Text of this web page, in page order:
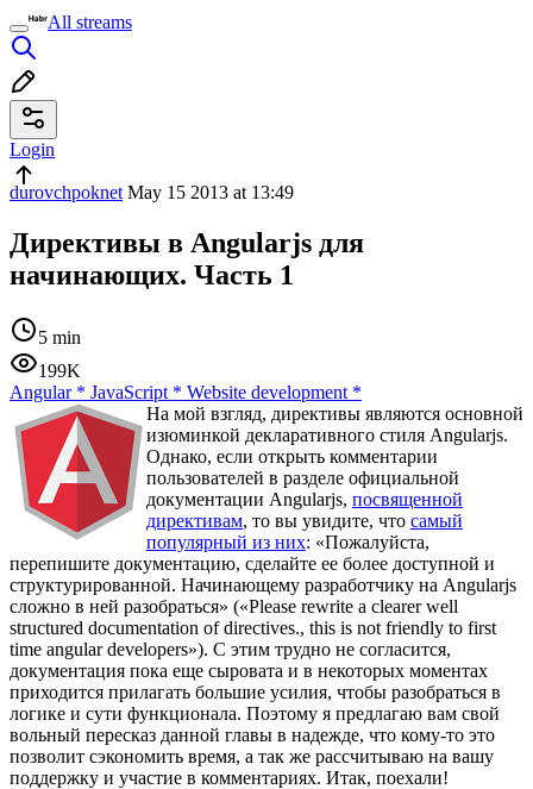
All streams
Login
durovchpoknet May 15 2013 at 13:49
Директивы в Angularjs для
начинающих. Часть 1
5 min
199K
Angular* JavaScript * Website development *
На мой взгляд, директивы являются основной
изюминкой декларативного стиля Angularjs.
Однако, если открыть комментарии
пользователей в разделе официальной
документации Angularjs, посвященной
директивам, то вы увидите, что самый
популярный из них: «Пожалуйста,
перепишите документацию, сделайте ее более доступной и
структурированной. Начинающему разработчику на Angularjs
сложно в ней разобраться» («Please rewrite a clearer well
structured documentation of directives., this is not friendly to first
time angular developers»). С этим трудно не согласится,
документация пока еще сыровата и в некоторых моментах
приходится прилагать большие усилия, чтобы разобраться в
логике и сути функционала. Поэтому я предлагаю вам свой
вольный пересказ данной главы в надежде, что кому-то это
позволит сэкономить время, а так же рассчитываю на вашу
поддержку и участие в комментариях. Итак, поехали!